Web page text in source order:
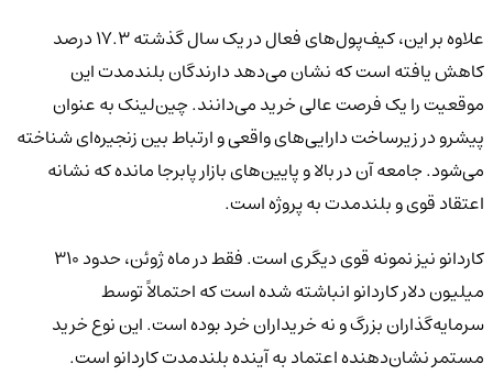
علاوه بر این، کیف‌پول‌های فعال در یک سال گذشته ۱۷.۳ درصد
کاهش یافته است که نشان می‌دهد دارندگان بلندمدت این
موقعیت را یک فرصت عالی خرید می‌دانند. چین‌لینک به عنوان
پیشرو در زیرساخت دارایی‌های واقعی و ارتباط بین زنجیره‌ای شناخته
می‌شود. جامعه آن در بالا و پایین‌های بازار پابرجا مانده که نشانه
اعتقاد قوی و بلندمدت به پروژه است.
کاردانو نیز نمونه قوی دیگری است. فقط در ماه ژوئن، حدود ۳۱۰
میلیون دلار کاردانو انباشته شده است که احتمالاً توسط
سرمایه‌گذاران بزرگ و نه خریداران خرد بوده است. این نوع خرید
مستمر نشان‌دهنده اعتماد به آینده بلندمدت کاردانو است.